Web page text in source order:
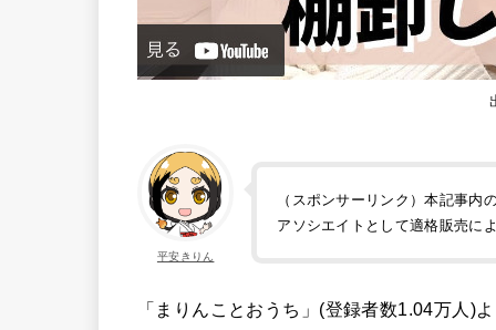
平安きりん
（スポンサーリンク）本記事
アソシエイトとして適格販売に
「まりんことおうち」(登録者数1.04万人)